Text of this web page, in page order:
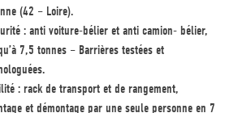
(42 – Loire).
: anti voiture-bélier et anti camion- bélier,
7,5 tonnes – Barrières testées et
: rack de transport et de rangement,
et démontage par une seule personne en 7